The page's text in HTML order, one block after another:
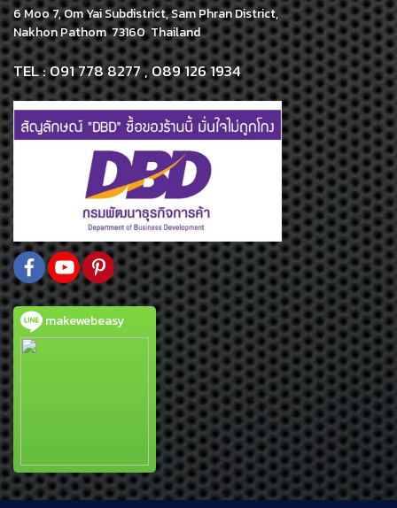
6 Moo 7, Om Yai Subdistrict, Sam Phran District,
Nakhon Pathom 73160 Thailand
TEL : 091 778 8277 , 089 126 1934
makewebeasy